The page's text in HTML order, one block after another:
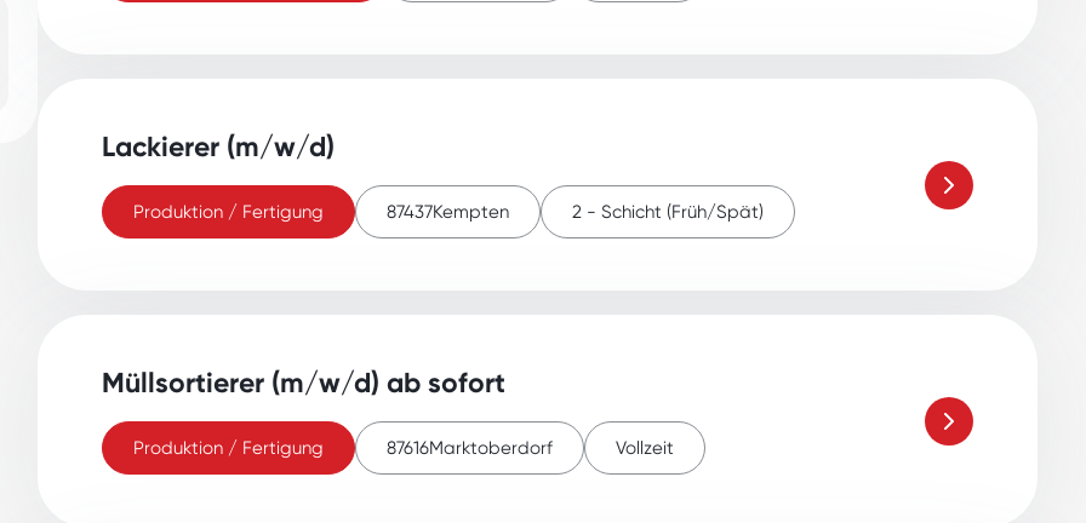
Lackierer (m/w/d)
Produktion / Fertigung 87437Kempten 2 - Schicht (Früh/Spät)
Müllsortierer (m/w/d) ab sofort
Produktion / Fertigung 87616Marktoberdorf Vollzeit